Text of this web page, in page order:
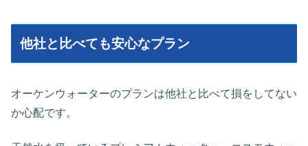
他社と比べても安心なプラン
オーケンウォーターのプランは他社と比べて損をしてない
か心配です。